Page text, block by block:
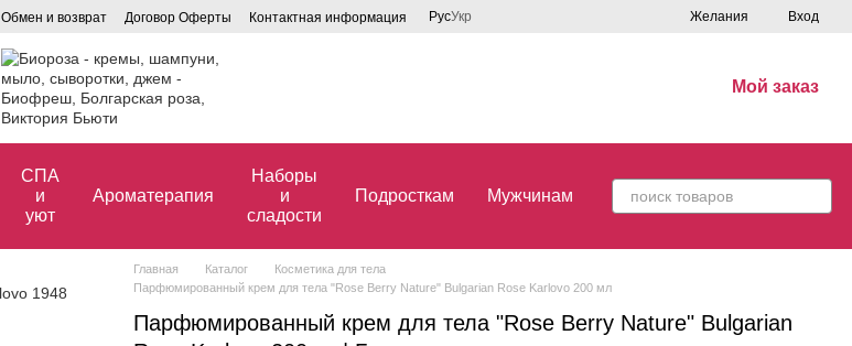
Обмен и возврат Договор Оферты Контактная информация РусУкр Желания Вход
Мой заказ
СПА
и
уют
Ароматерапия
Наборы
и
сладости
Подросткам Мужчинам
Главная Каталог
Косметика для тела
Парфюмированный крем для тела "Rose Berry Nature" Bulgarian Rose Karlovo 200 мл
Парфюмированный крем для тела "Rose Berry Nature" Bulgarian